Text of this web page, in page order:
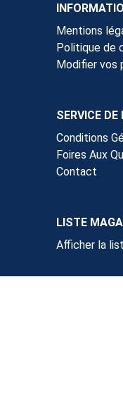
Mentions
Politique de
Modifier vos
SERVICE DE
Conditions
Foires Aux
Contact
LISTE
Afficher la